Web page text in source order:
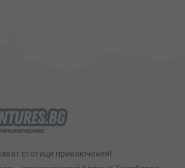
стотици приключения!